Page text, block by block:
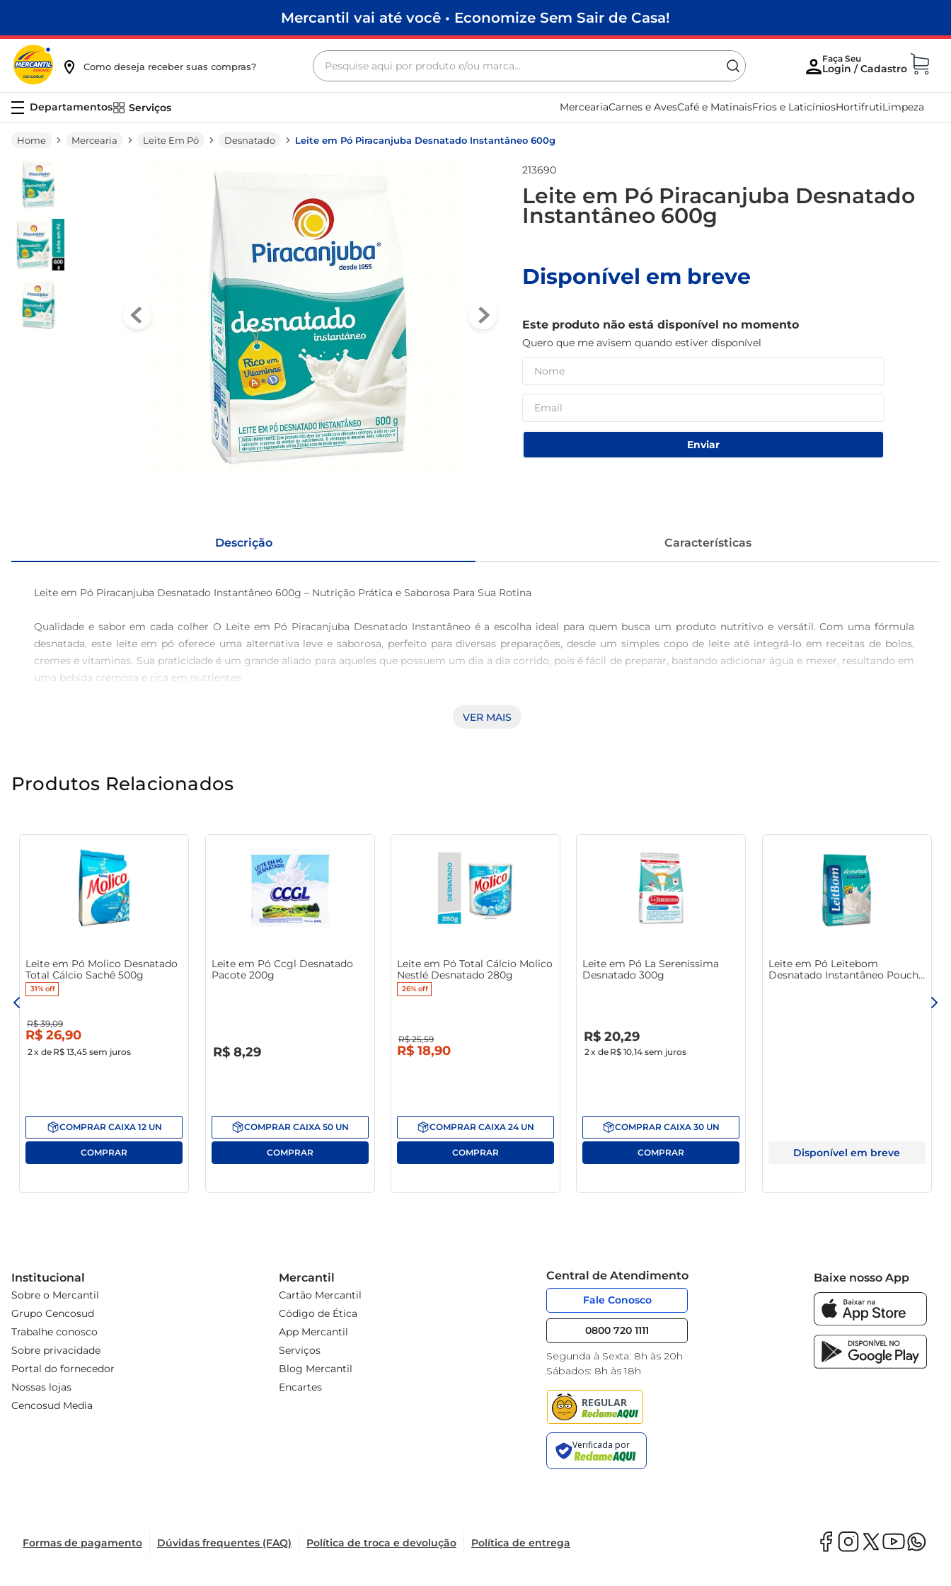
Mercantil vai até você • Economize Sem Sair de Casa!
Como deseja receber suas compras?
Pesquise aqui por produto e/ou marca...
Serviços MerceariaCarnes e AvesCafé e MatinaisFrios e LaticíniosHortifrutiLimpeza
Mercearia Leite Em Pó Desnatado Leite em Pó Piracanjuba Desnatado Instantâneo 600g
213690
Leite em Pó Piracanjuba Desnatado
Instantâneo 600g
Disponível em breve
Este produto não está disponível no momento
Quero que me avisem quando estiver disponível
Enviar
Descrição Características
Leite em Pó Piracanjuba Desnatado Instantâneo 600g – Nutrição Prática e Saborosa Para Sua Rotina
Qualidade e sabor em cada colher O Leite em Pó Piracanjuba Desnatado Instantâneo é a escolha ideal para quem busca um produto nutritivo e versátil. Com uma fórmula
desnatada, este leite em pó oferece uma alternativa leve e saborosa, perfeito para diversas preparações, desde um simples copo de leite até integrá-lo em receitas de bolos,
cremes e vitaminas. Sua praticidade é um grande aliado para aqueles que possuem um dia a dia corrido, pois é fácil de preparar, bastando adicionar água e mexer, resultando em
uma bebida cremosa e rica em nutrientes.
Versatilidade na cozinha Este leite em pó se destaca por sua ampla possibilidade de uso. Pode ser utilizado em preparações simples, como mingaus ou vitaminas, mas também
Características essenciais O Leite em Pó Piracanjuba Desnatado Instantâneo apresenta embalagem de 600g, ideal para famílias ou quem busca um estoque prático em casa.
Ideal para diversas dietas Este produto é perfeito para quem está em busca de uma alimentação mais leve, mantendo a ingestão de cálcio e proteínas importantes. É uma
excelente opção para todos, desde crianças até adultos que desejam uma alimentação balanceada e saudável. Com o Leite em Pó Piracanjuba, você garante nutrição e sabor em
cada dia, de forma prática e saudável.
VER MAIS
Produtos Relacionados
Leite em Pó Molico Desnatado
Total Cálcio Sachê 500g
31%off
R$ 39,09
R$ 26,90
2x de R$ 13,45 sem juros
COMPRAR CAIXA 12 UN
Leite em Pó Ccgl Desnatado
Pacote 200g
R$ 8,29
COMPRAR CAIXA 50 UN
Leite em Pó Total Cálcio Molico
Nestlé Desnatado 280g
26%off
R$ 25,59
R$ 18,90
COMPRAR CAIXA 24 UN
Leite em Pó La Serenissima
Desnatado 300g
R$ 20,29
2x de R$ 10,14 sem juros
COMPRARCAIXA 30 UN
Leite em Pó Leitebom
Desnatado Instantâneo Pouch
Disponível em breve
Institucional
Sobre o Mercantil
Grupo Cencosud
Trabalhe conosco
Sobre privacidade
Portal do fornecedor
Nossas lojas
Cencosud Media
Mercantil
Cartão Mercantil
Código de Ética
App Mercantil
Serviços
Blog Mercantil
Encartes
Central de Atendimento
Fale Conosco
0800 720 1111
Segunda à Sexta: 8h às 20h
Sábados: 8h às 18h
Baixe nosso App
Formas de pagamento Dúvidas frequentes (FAQ) Política de troca e devolução Política de entrega
frango
leite condensado
macarrão